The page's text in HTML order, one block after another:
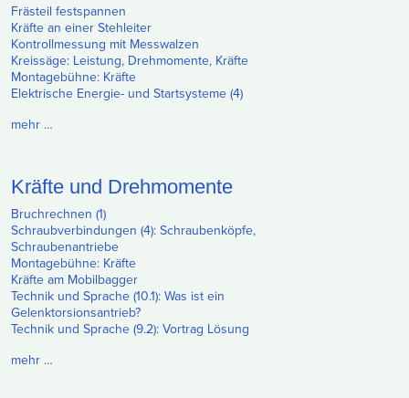
Frästeil festspannen
Kräfte an einer Stehleiter
Kontrollmessung mit Messwalzen
Kreissäge: Leistung, Drehmomente, Kräfte
Montagebühne: Kräfte
Elektrische Energie- und Startsysteme (4)
mehr …
Kräfte und Drehmomente
Bruchrechnen (1)
Schraubverbindungen (4): Schraubenköpfe,
Schraubenantriebe
Montagebühne: Kräfte
Kräfte am Mobilbagger
Technik und Sprache (10.1): Was ist ein
Gelenktorsionsantrieb?
Technik und Sprache (9.2): Vortrag Lösung
mehr …